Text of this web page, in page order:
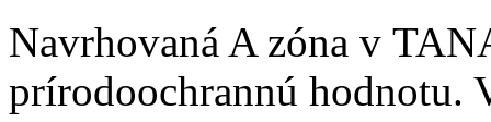
Navrhovaná A zóna v
prírodoochrannú hodnotu.